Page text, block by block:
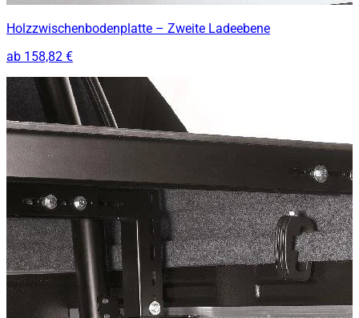
Holzzwischenbodenplatte – Zweite Ladeebene
ab 158,82 €